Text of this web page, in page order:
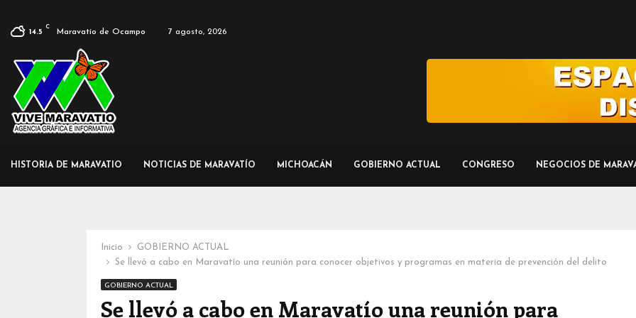
14.5
C
Maravatío de Ocampo 7 agosto, 2026
HISTORIA DE MARAVATIO NOTICIAS DE MARAVATÍO MICHOACÁN GOBIERNO ACTUAL CONGRESO NEGOCIOS DE
Inicio
GOBIERNO ACTUAL
Se llevó a cabo en Maravatío una reunión para conocer objetivos y programas en materia de prevención del delito
GOBIERNO ACTUAL
Se llevó a cabo en Maravatío una reunión para